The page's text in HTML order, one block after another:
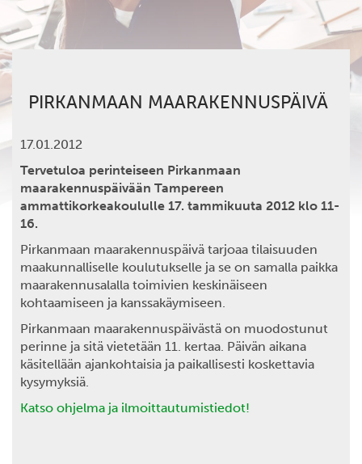
PIRKANMAAN MAARAKENNUSPÄIVÄ
17.01.2012
Tervetuloa perinteiseen Pirkanmaan
maarakennuspäivään Tampereen
ammattikorkeakoululle 17. tammikuuta 2012 klo 11-
16.
Pirkanmaan maarakennuspäivä tarjoaa tilaisuuden
maakunnalliselle koulutukselle ja se on samalla paikka
maarakennusalalla toimivien keskinäiseen
kohtaamiseen ja kanssakäymiseen.
Pirkanmaan maarakennuspäivästä on muodostunut
perinne ja sitä vietetään 11. kertaa. Päivän aikana
käsitellään ajankohtaisia ja paikallisesti koskettavia
kysymyksiä.
Katso ohjelma ja ilmoittautumistiedot!